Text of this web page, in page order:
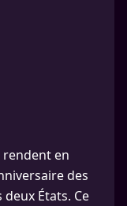
rendent en
des
États. Ce